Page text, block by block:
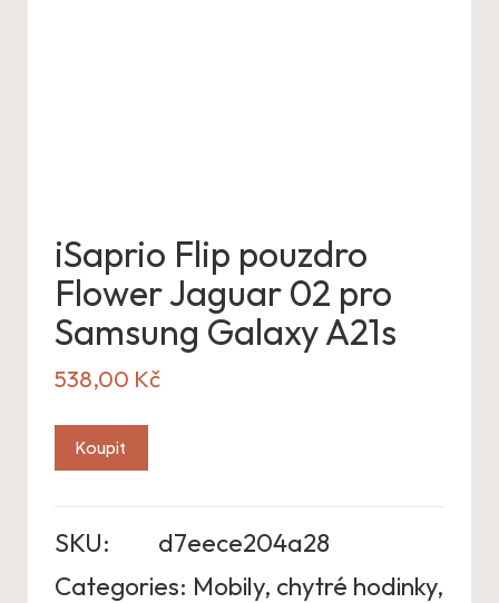
iSaprio Flip pouzdro
Flower Jaguar 02 pro
Samsung Galaxy A21s
538,00 Kč
Koupit
SKU:
d7eece204a28
Categories: Mobily, chytré hodinky,